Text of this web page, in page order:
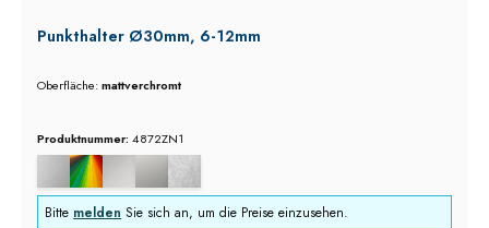
Punkthalter Ø30mm, 6-12mm
Oberfläche:mattverchromt
Produktnummer: 4872ZN1
Bitte melden Sie sich an, um die Preise einzusehen.